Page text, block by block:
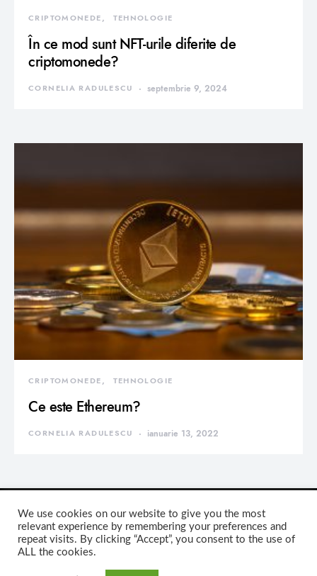
CRIPTOMONEDE TEHNOLOGIE
În ce mod sunt NFT-urile diferite de
criptomonede?
CORNELIA RADULESCU septembrie 9, 2024
CRIPTOMONEDE TEHNOLOGIE
Ce este Ethereum?
CORNELIA RADULESCU ianuarie 13, 2022
DEVORATOR MONDEN
We use cookies on our website to give you the most
relevant experience by remembering your preferences and
repeat visits. By clicking “Accept”, you consent to the use of
ALL the cookies.